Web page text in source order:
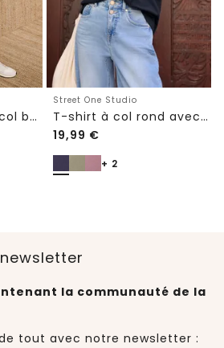
T-shirt basique à col bateau et ourlet élastiqué
Street One Studio
T-shirt à col rond avec détail brodé
19,99 €
+ 2
la communauté de la
tout avec notre newsletter :